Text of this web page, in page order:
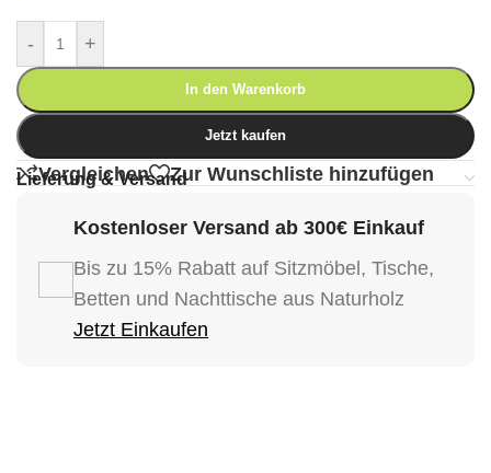
- +
In den Warenkorb
Jetzt kaufen
Vergleichen Zur Wunschliste hinzufügen
Lieferung & Versand
Kostenloser Versand ab 300€ Einkauf
Bis zu 15% Rabatt auf Sitzmöbel, Tische,
Betten und Nachttische aus Naturholz
Jetzt Einkaufen